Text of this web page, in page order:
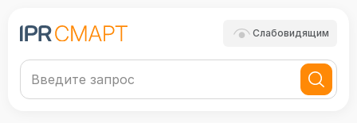
Слабовидящим